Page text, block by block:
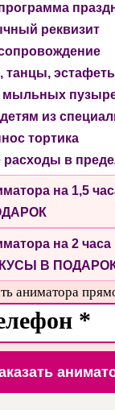
реквизит
танцы,
мыльных
из
тортика
расходы в
на 1,5
на 2
В
аниматора